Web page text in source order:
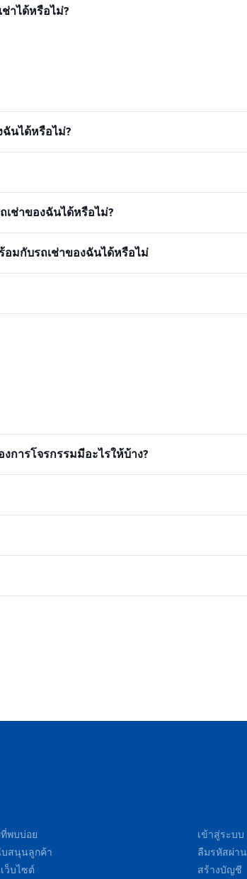
าได้หรือไม่?
นได้หรือไม่?
เช่าของฉันได้หรือไม่?
มกับรถเช่าของฉันได้หรือไม่
การโจรกรรมมีอะไรให้บ้าง?
พบบ่อย
สนุนลูกค้า
ว็บไซต์
เข้าสู่ระบบ
ลืมรหัสผ่าน
สร้างบัญชี